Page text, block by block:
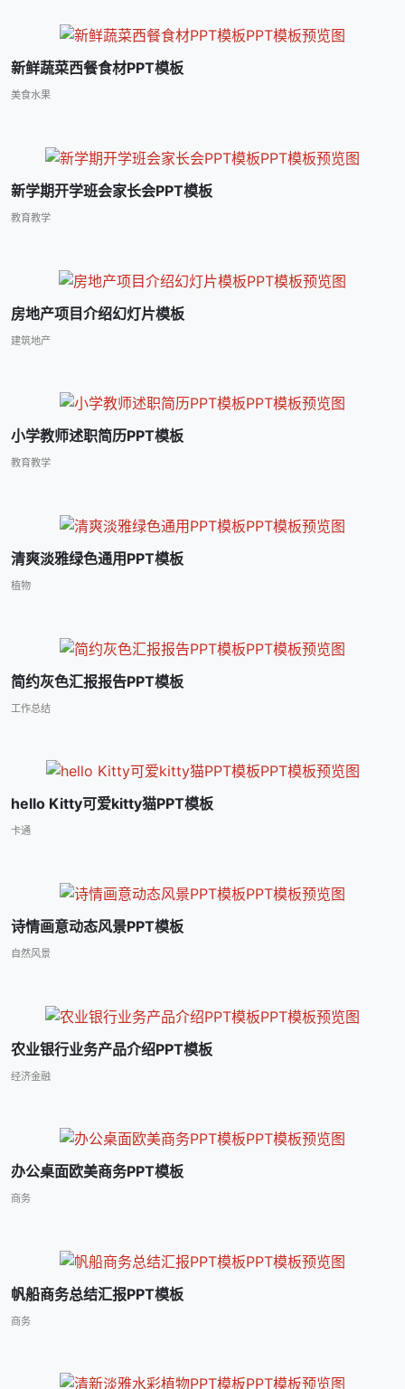
新鲜蔬菜西餐食材PPT模板
美食水果
新学期开学班会家长会PPT模板
教育教学
房地产项目介绍幻灯片模板
建筑地产
小学教师述职简历PPT模板
教育教学
清爽淡雅绿色通用PPT模板
植物
简约灰色汇报报告PPT模板
工作总结
hello Kitty可爱kitty猫PPT模板
卡通
诗情画意动态风景PPT模板
自然风景
农业银行业务产品介绍PPT模板
经济金融
办公桌面欧美商务PPT模板
商务
帆船商务总结汇报PPT模板
商务